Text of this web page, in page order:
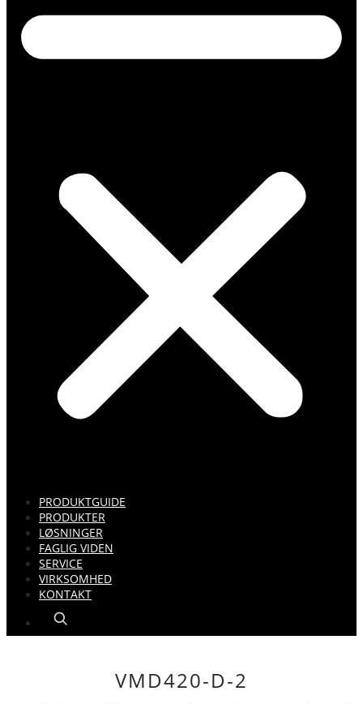
PRODUKTGUIDE
PRODUKTER
LØSNINGER
FAGLIG VIDEN
SERVICE
VIRKSOMHED
KONTAKT
VMD420-D-2